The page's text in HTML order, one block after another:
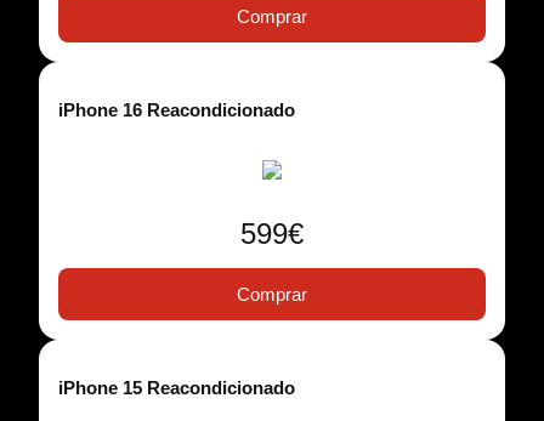
Comprar
iPhone 16 Reacondicionado
599€
Comprar
iPhone 15 Reacondicionado